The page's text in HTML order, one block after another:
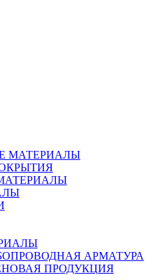
МАТЕРИАЛЫ
АРМАТУРА
ПРОДУКЦИЯ